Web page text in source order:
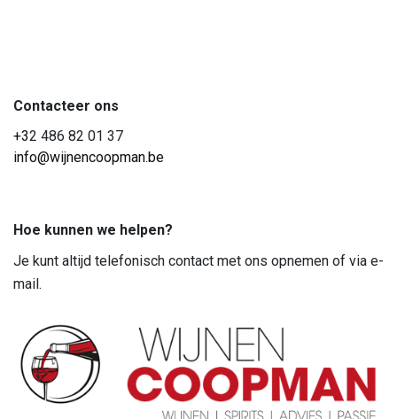
Contacteer ons
+32 486 82 01 37
info@wijnencoopman.be
Hoe kunnen we helpen?
Je kunt altijd telefonisch contact met ons opnemen of via e-
mail.